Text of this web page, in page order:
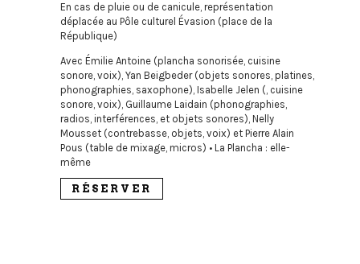
En cas de pluie ou de canicule, représentation
déplacée au Pôle culturel Évasion (place de la
République)
Avec Émilie Antoine (plancha sonorisée, cuisine
sonore, voix), Yan Beigbeder (objets sonores, platines,
phonographies, saxophone), Isabelle Jelen (, cuisine
sonore, voix), Guillaume Laidain (phonographies,
radios, interférences, et objets sonores), Nelly
Mousset (contrebasse, objets, voix) et Pierre Alain
Pous (table de mixage, micros) • La Plancha : elle-
même
RÉSERVER